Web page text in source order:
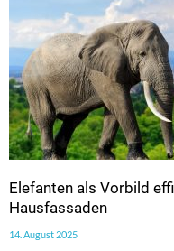
Elefanten als Vorbild
Hausfassaden
14. August 2025